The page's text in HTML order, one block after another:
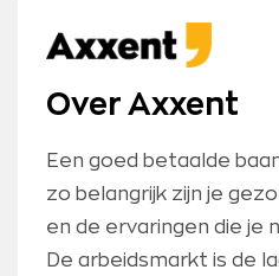
Over Axxent
Een goed betaalde
zo belangrijk zijn je
en de ervaringen die je
De arbeidsmarkt is de